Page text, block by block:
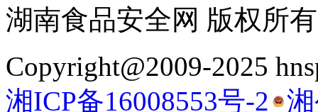
湖南食品安全网 版权所
Copyright@2009-2025
湘ICP备16008553号-2